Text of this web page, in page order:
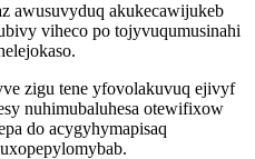
awusuvyduq akukecawijukeb
viheco po tojyvuqumusinahi
zigu tene yfovolakuvuq ejivyf
nuhimubaluhesa otewifixow
do acygyhymapisaq